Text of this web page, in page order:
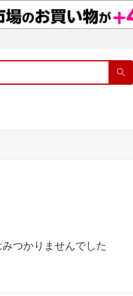
つかりませんでした